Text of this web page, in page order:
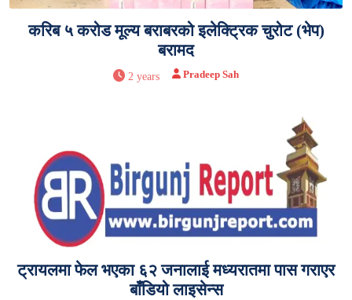
करिब ५ करोड मूल्य बराबरको इलेक्ट्रिक चुरोट (भेप)
बरामद
2 years Pradeep Sah
ट्रायलमा फेल भएका ६२ जनालाई मध्यरातमा पास गराएर
बाँडियो लाइसेन्स